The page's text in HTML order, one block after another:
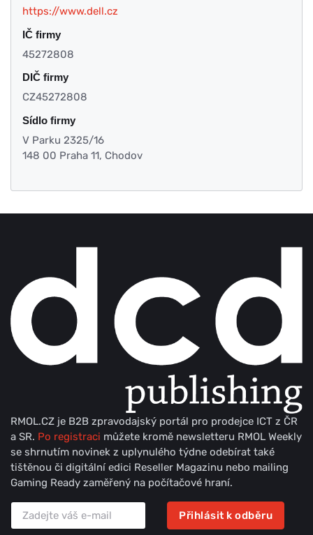
https://www.dell.cz
IČ firmy
45272808
DIČ firmy
CZ45272808
Sídlo firmy
V Parku 2325/16
148 00 Praha 11, Chodov
RMOL.CZ je B2B zpravodajský portál pro prodejce ICT z ČR
a SR. Po registraci můžete kromě newsletteru RMOL Weekly
se shrnutím novinek z uplynulého týdne odebírat také
tištěnou či digitální edici Reseller Magazinu nebo mailing
Gaming Ready zaměřený na počítačové hraní.
Přihlásit k odběru